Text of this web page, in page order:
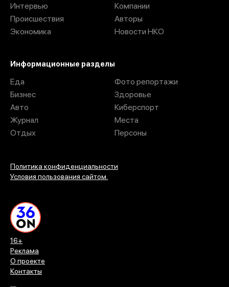
16+
Реклама
О проекте
Контакты
Интервью
Происшествия
Экономика
Компании
Авторы
Новости НКО
Информационные разделы
Еда
Бизнес
Авто
Журнал
Отдых
Фото репортажи
Здоровье
Киберспорт
Места
Персоны
Политика конфиденциальности
Условия пользования сайтом.